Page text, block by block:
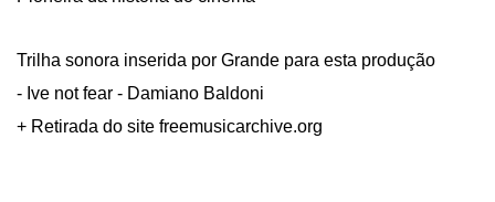
Trilha sonora inserida por Grande para esta produção
- Ive not fear - Damiano Baldoni
+ Retirada do site freemusicarchive.org